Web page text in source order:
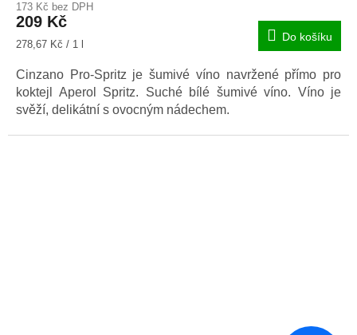
173 Kč bez DPH
209 Kč
Měrná
278,67 Kč / 1 l
Do košíku
Cinzano Pro-Spritz je šumivé víno navržené přímo pro
koktejl Aperol Spritz. Suché bílé šumivé víno. Víno je
svěží, delikátní s ovocným nádechem.